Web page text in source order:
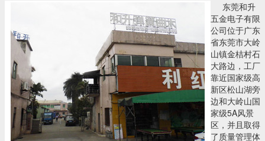
东莞和升
五金电子有限
公司位于广东
省东莞市大岭
山镇金桔村石
大路边，工厂
靠近国家级高
新区松山湖旁
边和大岭山国
家级5A风景
区，并且取得
了质量管理体